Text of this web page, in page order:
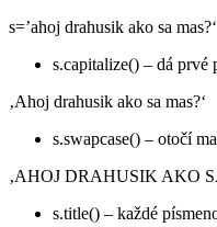
s=’ahoj drahusik ako sa mas?‘
s.capitalize() – dá prvé
‚Ahoj drahusik ako sa mas?‘
s.swapcase() – otočí
‚AHOJ DRAHUSIK AKO
s.title() – každé